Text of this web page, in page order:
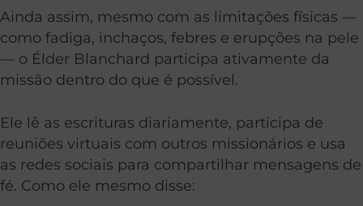
Ainda assim, mesmo com as limitações físicas —
como fadiga, inchaços, febres e erupções na pele
— o Élder Blanchard participa ativamente da
missão dentro do que é possível.
Ele lê as escrituras diariamente, participa de
reuniões virtuais com outros missionários e usa
as redes sociais para compartilhar mensagens de
fé. Como ele mesmo disse: